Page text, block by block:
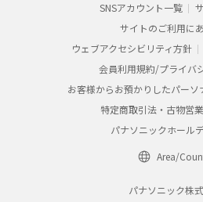
SNSアカウント一覧
サイトのご利用に
ウェブアクセシビリティ方針
会員利用規約/プライバ
お客様からお預かりしたパーソ
特定商取引法・古物営
パナソニックホール
Area/
パナソニック株